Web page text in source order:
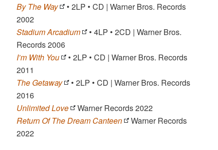
By The Way
• 2LP • CD | Warner Bros. Records
2002
Stadium Arcadium
• 4LP • 2CD | Warner Bros.
Records 2006
I’m With You
• 2LP • CD | Warner Bros. Records
2011
The Getaway
• 2LP • CD | Warner Bros. Records
2016
Unlimited Love
Warner Records 2022
Return Of The Dream Canteen
Warner Records
2022